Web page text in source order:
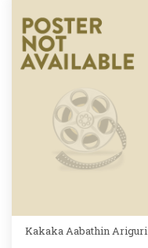
Kakaka Aabathin Ariguri